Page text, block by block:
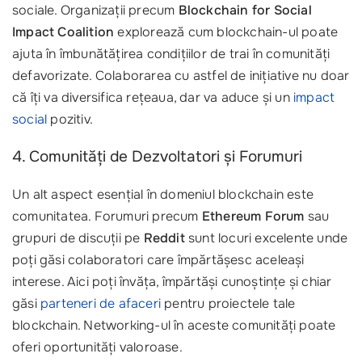
sociale. Organizații precum Blockchain for Social
Impact Coalition explorează cum blockchain-ul poate
ajuta în îmbunătățirea condițiilor de trai în comunități
defavorizate. Colaborarea cu astfel de inițiative nu doar
că îți va diversifica rețeaua, dar va aduce și un impact
social pozitiv.
4. Comunități de Dezvoltatori și Forumuri
Un alt aspect esențial în domeniul blockchain este
comunitatea. Forumuri precum Ethereum Forum sau
grupuri de discuții pe Redditsunt locuri excelente unde
poți găsi colaboratori care împărtășesc aceleași
interese. Aici poți învăța, împărtăși cunoștințe și chiar
găsi parteneri de afaceri pentru proiectele tale
blockchain. Networking-ul în aceste comunități poate
oferi oportunități valoroase.